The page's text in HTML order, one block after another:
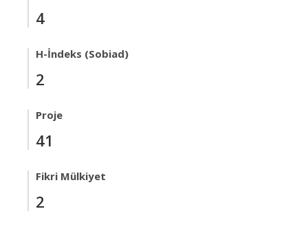
4
H-İndeks (Sobiad)
2
Proje
41
Fikri Mülkiyet
2